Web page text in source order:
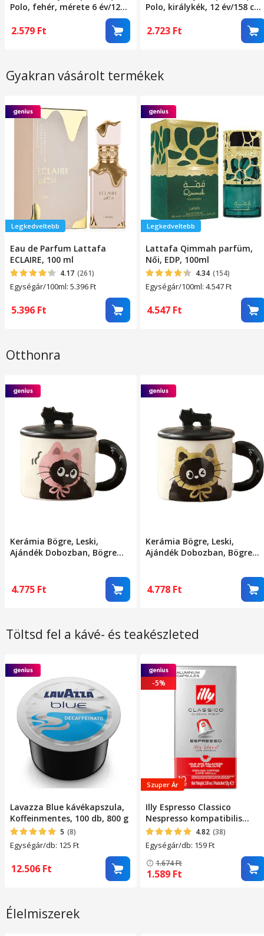
Polo, fehér, mérete 6 év/122
2.579 Ft
Polo, királykék, 12 év/158 cm
2.723 Ft
Gyakran vásárolt termékek
Legkedveltebb
Eau de Parfum Lattafa
ECLAIRE, 100 ml
4.17 (261)
Egységár/100ml: 5.396Ft
5.396 Ft
Legkedveltebb
Lattafa Qimmah parfüm,
Női, EDP, 100ml
4.34 (154)
Egységár/100ml: 4.547Ft
4.547 Ft
Otthonra
Kerámia Bögre, Leski,
Ajándék Dobozban, Bögre
Design Bögre 3D Figurás
Tetővel, 9.5 x 8 x 8 cm, 360
ml, Bézs, Rózsaszín Fekete
4.775 Ft
Kerámia Bögre, Leski,
Ajándék Dobozban, Bögre
Design Bögre 3D Figurás
Tetővel, 9.5 x 8 x 8 cm, 360
4.778 Ft
Töltsd fel a kávé- és teakészleted
Lavazza Blue kávékapszula,
Koffeinmentes, 100 db, 800 g
5 (8)
Egységár/db: 125 Ft
12.506 Ft
-5%
Szuper Ár
Illy Espresso Classico
Nespresso kompatibilis
kávékapszula, 10 db, 57 g
4.82 (38)
Egységár/db: 159Ft
1.674Ft
1.589 Ft
Élelmiszerek